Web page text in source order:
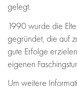
gelegt.
1990 wurde die
gegründet, die auf
gute Erfolge
eigenen
Um weitere